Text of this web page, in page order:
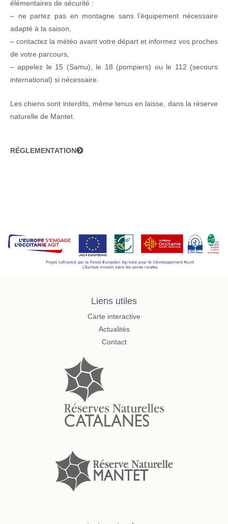
élémentaires de sécurité :
– ne partez pas en montagne sans l’équipement nécessaire
adapté à la saison,
– contactez la météo avant votre départ et informez vos proches
de votre parcours,
– appelez le 15 (Samu), le 18 (pompiers) ou le 112 (secours
international) si nécessaire.
Les chiens sont interdits, même tenus en laisse, dans la réserve
naturelle de Mantet.
RÉGLEMENTATION
Liens utiles
Carte interactive
Actualités
Contact